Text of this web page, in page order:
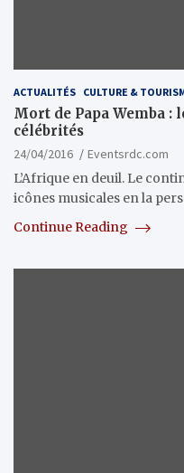
ACTUALITÉS CULTURE &
Mort de Papa Wemba :
célébrités
24/04/2016
Eventsrdc.com
L’Afrique en deuil. Le
icônes musicales en la
Continue Reading